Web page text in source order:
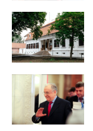
Contact